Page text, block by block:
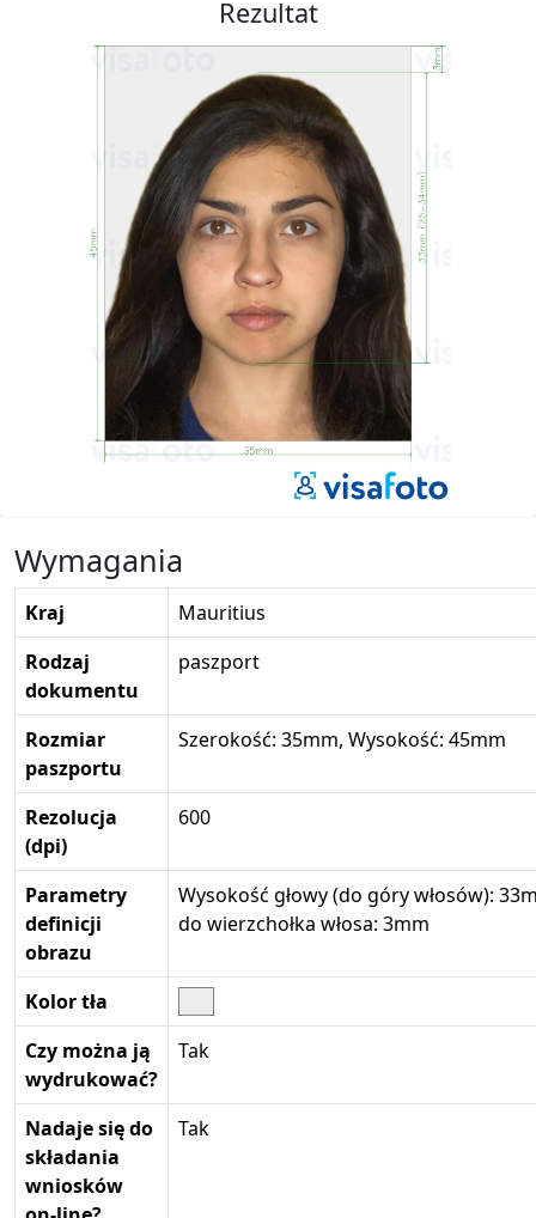
Rezultat
Wymagania
Kraj
Mauritius
Rodzaj
dokumentu
paszport
Rozmiar
paszportu
Szerokość: 35mm, Wysokość: 45mm
Rezolucja
(dpi)
600
Parametry
definicji
obrazu
Wysokość głowy (do góry włosów):
do wierzchołka włosa: 3mm
Kolor tła
Czy można ją
wydrukować?
Tak
Nadaje się do
składania
wniosków
Tak